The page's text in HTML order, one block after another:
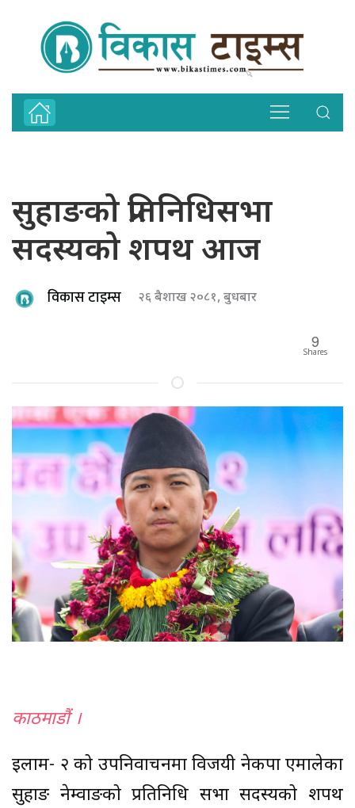
सुहाङको प्रतिनिधिसभा
सदस्यको शपथ आज
विकास टाइम्स २६ बैशाख २०८१, बुधबार
9
Shares
काठमाडौं ।
इलाम- २ को उपनिर्वाचनमा विजयी नेकपा एमालेका
सुहाङ नेम्वाङको प्रतिनिधि सभा सदस्यको शपथ